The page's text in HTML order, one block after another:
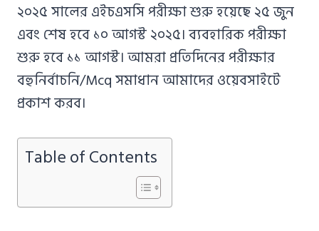
২০২৫ সালের এইচএসসি পরীক্ষা শুরু হয়েছে ২৫ জুন
এবং শেষ হবে ১০ আগস্ট ২০২৫। ব্যবহারিক পরীক্ষা
শুরু হবে ১১ আগস্ট। আমরা প্রতিদিনের পরীক্ষার
বহুনির্বাচনি/Mcq সমাধান আমাদের ওয়েবসাইটে
প্রকাশ করব।
Table of Contents